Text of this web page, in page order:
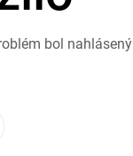
bol nahlásený